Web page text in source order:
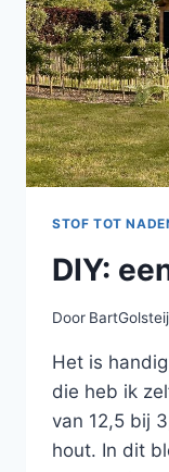
STOF TOT
DIY:
Door
Het is
die heb ik
van 12,5 bij
hout. In dit